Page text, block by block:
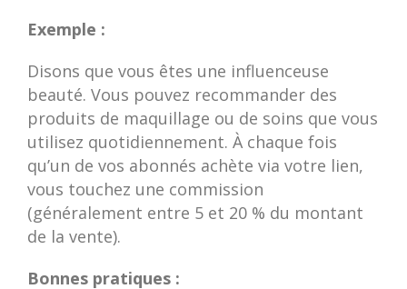
Exemple :
Disons que vous êtes une influenceuse
beauté. Vous pouvez recommander des
produits de maquillage ou de soins que vous
utilisez quotidiennement. À chaque fois
qu’un de vos abonnés achète via votre lien,
vous touchez une commission
(généralement entre 5 et 20 % du montant
de la vente).
Bonnes pratiques :